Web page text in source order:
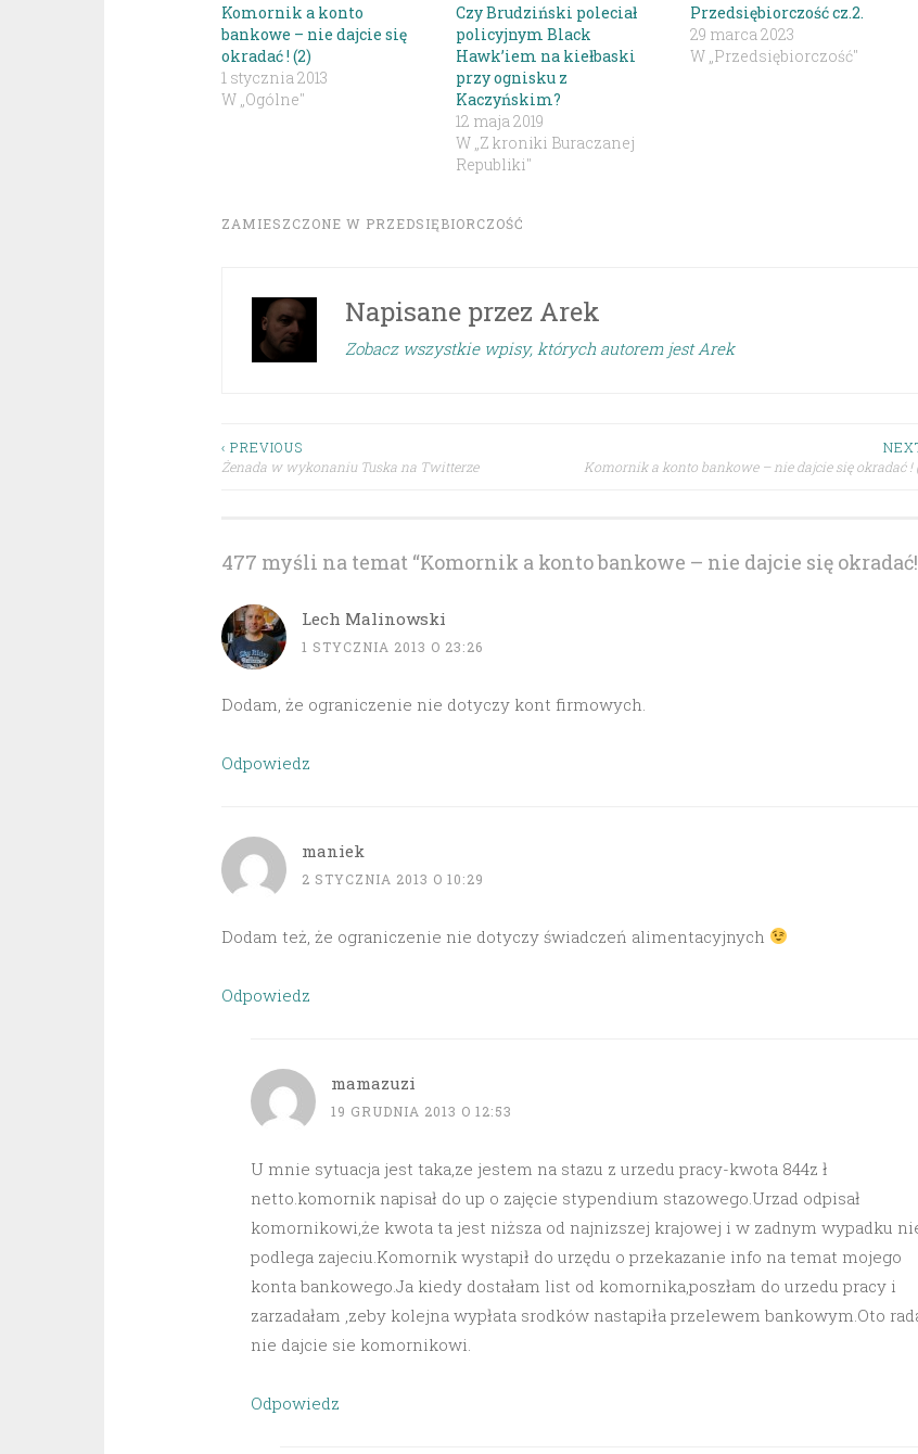
Komornik a konto
bankowe – nie dajcie się
okradać ! (2)
1 stycznia 2013
W „Ogólne"
Czy Brudziński poleciał
policyjnym Black
Hawk’iem na kiełbaski
przy ognisku z
Kaczyńskim?
12 maja 2019
W „Z kroniki Buraczanej
Republiki"
Przedsiębiorczość cz.2.
29 marca 2023
W „Przedsiębiorczość"
ZAMIESZCZONE W PRZEDSIĘBIORCZOŚĆ
Napisane przez Arek
Zobacz wszystkie wpisy, których autorem jest Arek
Nawigacja
‹ PREVIOUS
Żenada w wykonaniu Tuska na Twitterze
Komornik a konto bankowe – nie dajcie się okradać !
477 myśli na temat “Komornik a konto bankowe – nie dajcie się okradać!
Lech Malinowski
1 STYCZNIA 2013 O 23:26
Dodam, że ograniczenie nie dotyczy kont firmowych.
Odpowiedz
maniek
2 STYCZNIA 2013 O 10:29
Dodam też, że ograniczenie nie dotyczy świadczeń alimentacyjnych
Odpowiedz
mamazuzi
19 GRUDNIA 2013 O 12:53
U mnie sytuacja jest taka,ze jestem na stazu z urzedu pracy-kwota 844z ł
netto.komornik napisał do up o zajęcie stypendium stazowego.Urzad odpisał
komornikowi,że kwota ta jest niższa od najnizszej krajowej i w zadnym wypadku
podlega zajeciu.Komornik wystapił do urzędu o przekazanie info na temat mojego
konta bankowego.Ja kiedy dostałam list od komornika,poszłam do urzedu pracy i
zarzadałam ,zeby kolejna wypłata srodków nastapiła przelewem bankowym.Oto
nie dajcie sie komornikowi.
Odpowiedz